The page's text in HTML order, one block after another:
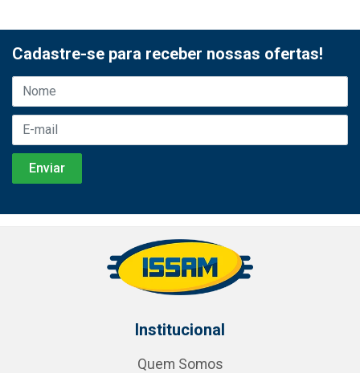
Cadastre-se para receber nossas ofertas!
Institucional
Quem Somos